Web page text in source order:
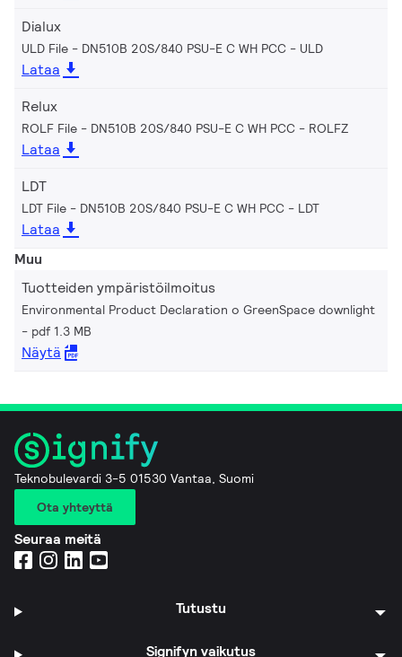
Dialux
ULD File - DN510B 20S/840 PSU-E C WH PCC ULD
Lataa
Relux
ROLF File - DN510B 20S/840 PSU-E C WH PCC ROLFZ
Lataa
LDT
LDT File - DN510B 20S/840 PSU-E C WH PCC LDT
Lataa
Muu
Tuotteiden ympäristöilmoitus
Environmental Product Declaration o GreenSpace downlight
pdf 1.3 MB
Näytä
Teknobulevardi 3-5 01530 Vantaa, Suomi
Ota yhteyttä
Seuraa meitä
Tutustu
Signifyn vaikutus